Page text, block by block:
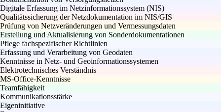
Digitale Erfassung im Netzinformationssystem (NIS)
Qualitätssicherung der Netzdokumentation im NIS/GIS
Prüfung von Netzveränderungen und Vermessungsdaten
Erstellung und Aktualisierung von Sonderdokumentationen
Pflege fachspezifischer Richtlinien
Erfassung und Verarbeitung von Geodaten
Kenntnisse in Netz- und Geoinformationssystemen
Elektrotechnisches Verständnis
MS-Office-Kenntnisse
Teamfähigkeit
Kommunikationsstärke
Eigeninitiative